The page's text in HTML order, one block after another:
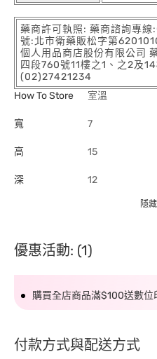
藥商許可執照: 藥商諮詢專
號:北市衛藥販松字第
個人用品商店股份有限公司
四段760號11樓之1、之2及
(02)27421234
How To Store
室溫
寬 7
高 15
深 12
隱藏
優惠活動: (1)
購買全店商品滿$100送數位
付款方式與配送方式